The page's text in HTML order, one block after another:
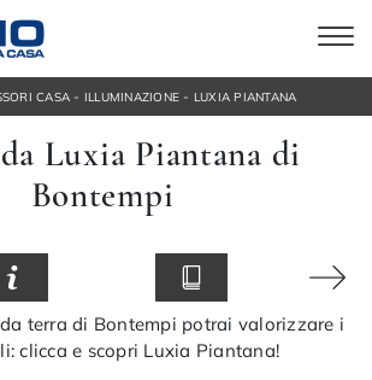
CASA - ILLUMINAZIONE - LUXIA PIANTANA
Luxia Piantana di
Bontempi
terra di Bontempi potrai valorizzare i
clicca e scopri Luxia Piantana!